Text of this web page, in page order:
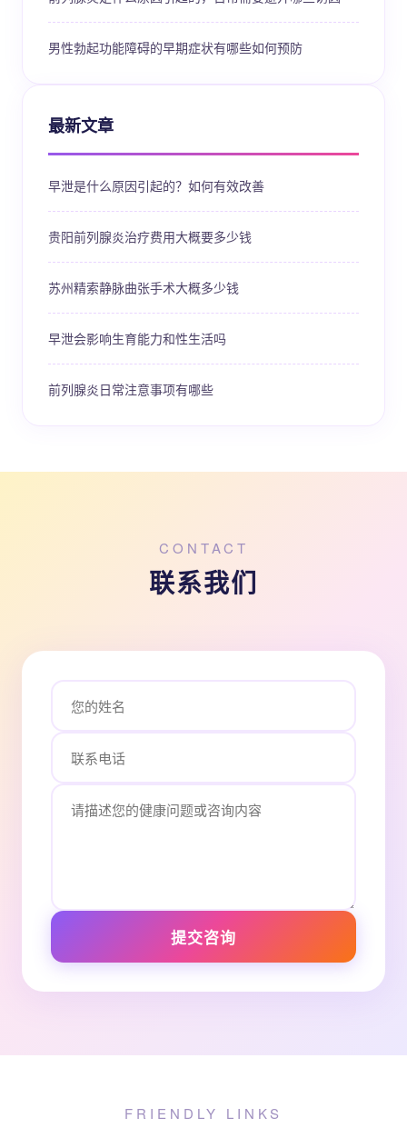
男性勃起功能障碍的早期症状有哪些如何预防
最新文章
早泄是什么原因引起的？如何有效改善
贵阳前列腺炎治疗费用大概要多少钱
苏州精索静脉曲张手术大概多少钱
早泄会影响生育能力和性生活吗
前列腺炎日常注意事项有哪些
CONTACT
联系我们
提交咨询
FRIENDLY LINKS